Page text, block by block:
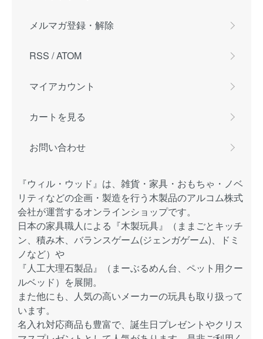
メルマガ登録・解除
RSS /ATOM
マイアカウント
カートを見る
お問い合わせ
『ウィル・ウッド』は、雑貨・家具・おもちゃ・ノベ
リティなどの企画・製造を行う木製品のアルコム株式
会社が運営するオンラインショップです。
日本の家具職人による『木製玩具』（ままごとキッチ
ン、積み木、バランスゲーム(ジェンガゲーム)、ドミ
ノなど）や
『人工大理石製品』（まーぶるめん台、ペット用クー
ルベッド）を展開。
また他にも、人気の高いメーカーの玩具も取り扱って
います。
名入れ対応商品も豊富で、誕生日プレゼントやクリス